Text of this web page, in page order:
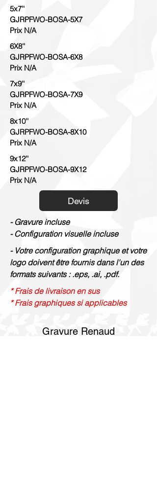
5x7''
GJRPFWO-BOSA-5X7
Prix N/A
6X8''
GJRPFWO-BOSA-6X8
Prix N/A
7x9''
GJRPFWO-BOSA-7X9
Prix N/A
8x10''
GJRPFWO-BOSA-8X10
Prix N/A
9x12''
GJRPFWO-BOSA-9X12
Prix N/A
Devis
- Gravure incluse
- Configuration visuelle incluse
- Votre configuration graphique et votre
logo doivent être fournis dans l'un des
formats suivants : .eps, .ai, .pdf.
* Frais de livraison en sus
* Frais graphiques si applicables
Gravure Renaud